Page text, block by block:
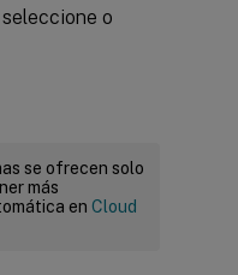
o
se ofrecen solo
más
en Cloud